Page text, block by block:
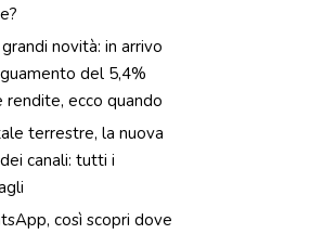
grandi novità: in arrivo
del 5,4%
rendite, ecco quando
terrestre, la nuova
canali: tutti i
così scopri dove